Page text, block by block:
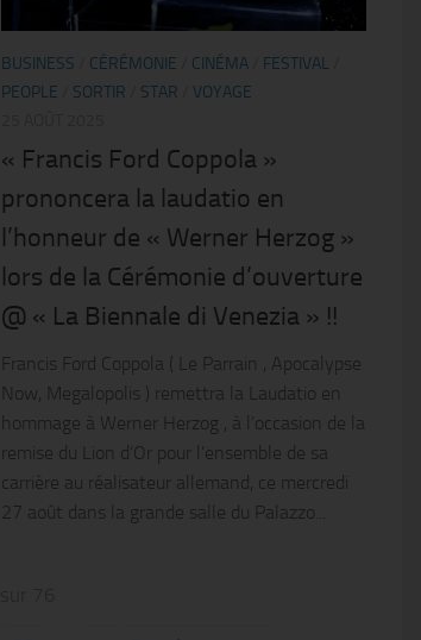
BUSINESS CÉRÉMONIE CINÉMA FESTIVAL
PEOPLE
SORTIR STAR
VOYAGE
« Francis Ford Coppola »
prononcera la laudatio en
l’honneur de « Werner Herzog »
lors de la Cérémonie d’ouverture
@ « La Biennale di Venezia » !!
Francis Ford Coppola ( Le Parrain , Apocalypse
Now, Megalopolis ) remettra la Laudatio en
hommage à Werner Herzog , à l’occasion de la
remise du Lion d’Or pour l’ensemble de sa
carrière au réalisateur allemand, ce mercredi
27 août dans la grande salle du Palazzo...